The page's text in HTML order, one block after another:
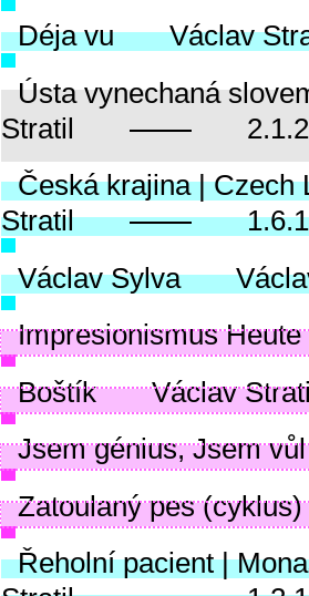
Déja vu
Václav
Ústa vynechaná
Stratil
Česká krajina | Czech
Stratil
Václav Sylva
Impresionismus Heute
Boštík
Václav
Jsem génius, Jsem vůl
Zatoulaný pes (cyklus)
Řeholní pacient |